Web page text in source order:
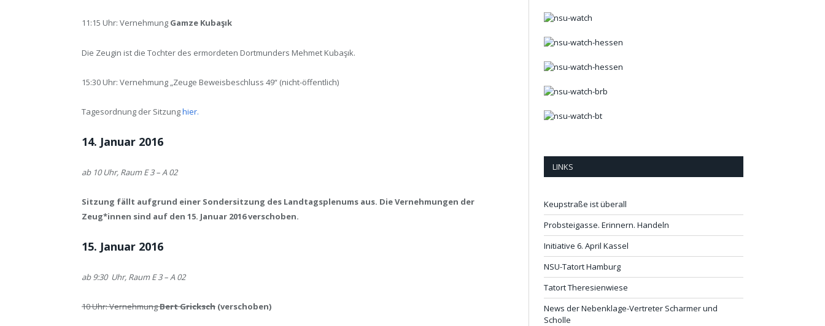
11:15 Uhr: Vernehmung Gamze Kubaşık
Die Zeugin ist die Tochter des ermordeten Dortmunders Mehmet Kubaşık.
15:30 Uhr: Vernehmung „Zeuge Beweisbeschluss 49“ (nicht-öffentlich)
Tagesordnung der Sitzunghier.
14. Januar 2016
ab 10 Uhr, Raum E 3 – A 02
Sitzung fällt aufgrund einer Sondersitzung des Landtagsplenums aus. Die Vernehmungen der
Zeug*innen sind auf den 15. Januar 2016 verschoben.
15. Januar 2016
ab 9:30 Uhr, Raum E 3 – A 02
10 Uhr: VernehmungBert Gricksch (verschoben)
LINKS
Keupstraße ist überall
Probsteigasse. Erinnern. Handeln
Initiative 6. April Kassel
NSU-Tatort Hamburg
Tatort Theresienwiese
News der Nebenklage-Vertreter Scharmer und
Scholle